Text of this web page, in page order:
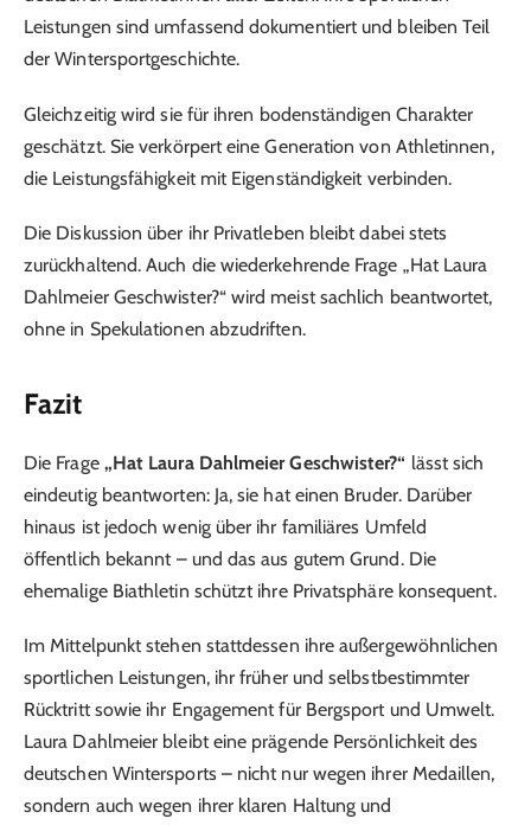
Leistungen sind umfassend dokumentiert und bleiben Teil
der Wintersportgeschichte.
Gleichzeitig wird sie für ihren bodenständigen Charakter
geschätzt. Sie verkörpert eine Generation von Athletinnen,
die Leistungsfähigkeit mit Eigenständigkeit verbinden.
Die Diskussion über ihr Privatleben bleibt dabei stets
zurückhaltend. Auch die wiederkehrende Frage „Hat Laura
Dahlmeier Geschwister?“ wird meist sachlich beantwortet,
ohne in Spekulationen abzudriften.
Fazit
Die Frage „Hat Laura Dahlmeier Geschwister?“ lässt sich
eindeutig beantworten: Ja, sie hat einen Bruder. Darüber
hinaus ist jedoch wenig über ihr familiäres Umfeld
öffentlich bekannt – und das aus gutem Grund. Die
ehemalige Biathletin schützt ihre Privatsphäre konsequent.
Im Mittelpunkt stehen stattdessen ihre außergewöhnlichen
sportlichen Leistungen, ihr früher und selbstbestimmter
Rücktritt sowie ihr Engagement für Bergsport und Umwelt.
Laura Dahlmeier bleibt eine prägende Persönlichkeit des
deutschen Wintersports – nicht nur wegen ihrer Medaillen,
sondern auch wegen ihrer klaren Haltung und